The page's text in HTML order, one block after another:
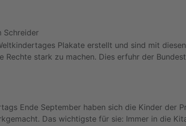
Schreider
Plakate erstellt und sind mit
stark zu machen. Dies erfuhr der
Ende September haben sich die Kinder der
Das wichtigste für sie: Immer in die